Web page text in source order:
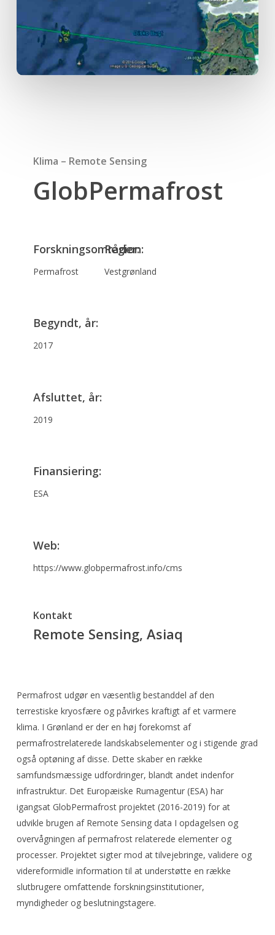
Klima – Remote Sensing
GlobPermafrost
Forskningsområder:
Permafrost
Region:
Vestgrønland
Begyndt, år:
2017
Afsluttet, år:
2019
Finansiering:
ESA
Web:
https://www.globpermafrost.info/cms
Kontakt
Remote Sensing, Asiaq
Permafrost udgør en væsentlig bestanddel af den
terrestiske kryosfære og påvirkes kraftigt af et varmere
klima. I Grønland er der en høj forekomst af
permafrostrelaterede landskabselementer og i stigende grad
også optøning af disse. Dette skaber en række
samfundsmæssige udfordringer, blandt andet indenfor
infrastruktur. Det Europæiske Rumagentur (ESA) har
igangsat GlobPermafrost projektet (2016-2019) for at
udvikle brugen af Remote Sensing data I opdagelsen og
overvågningen af permafrost relaterede elementer og
processer. Projektet sigter mod at tilvejebringe, validere og
videreformidle information til at understøtte en række
slutbrugere omfattende forskningsinstitutioner,
myndigheder og beslutningstagere.